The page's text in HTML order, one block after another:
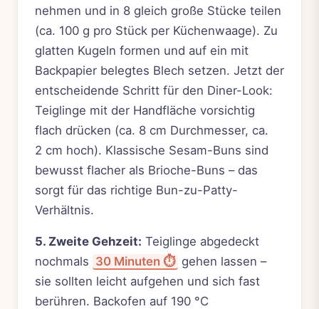
nehmen und in 8 gleich große Stücke teilen
(ca. 100 g pro Stück per Küchenwaage). Zu
glatten Kugeln formen und auf ein mit
Backpapier belegtes Blech setzen. Jetzt der
entscheidende Schritt für den Diner-Look:
Teiglinge mit der Handfläche vorsichtig
flach drücken (ca. 8 cm Durchmesser, ca.
2 cm hoch). Klassische Sesam-Buns sind
bewusst flacher als Brioche-Buns – das
sorgt für das richtige Bun-zu-Patty-
Verhältnis.
5. Zweite Gehzeit: Teiglinge abgedeckt
nochmals 30 Minuten ⏱️ gehen lassen –
sie sollten leicht aufgehen und sich fast
berühren. Backofen auf 190 °C